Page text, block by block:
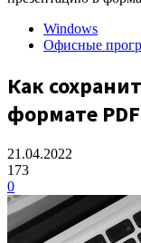
Windows
Офисные
Как
формате PDF
21.04.2022
173
0